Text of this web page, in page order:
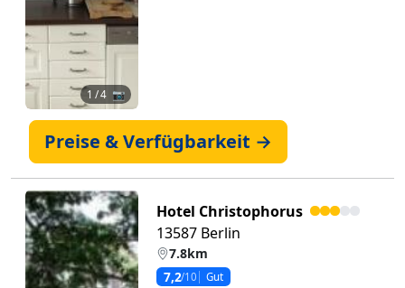
1 / 4 📷
Preise & Verfügbarkeit →
Hotel Christophorus
13587 Berlin
7.8km
7,2/10 Gut